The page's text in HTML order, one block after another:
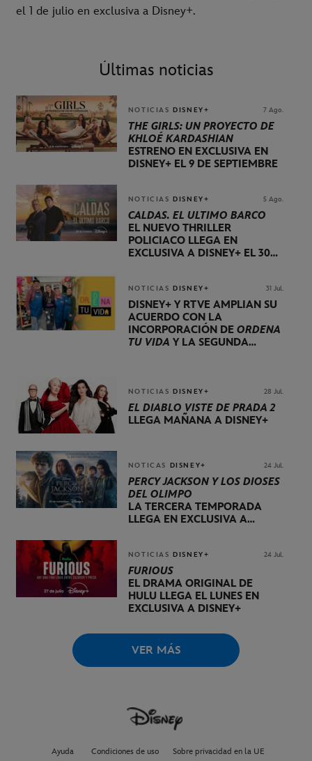
el 1 de julio en exclusiva a Disney+.
Últimas noticias
NOTICIAS DISNEY+ 7 Ago.
THE GIRLS: UN PROYECTO DE
KHLOÉ KARDASHIAN
ESTRENO EN EXCLUSIVA EN
DISNEY+ EL 9 DE SEPTIEMBRE
NOTICIAS DISNEY+ 5 Ago.
CALDAS. EL ÚLTIMO BARCO
EL NUEVO THRILLER
POLICIACO LLEGA EN
EXCLUSIVA A DISNEY+ EL 30
NOTICIAS DISNEY+ 31 Jul.
DISNEY+ Y RTVE AMPLÍAN SU
ACUERDO CON LA
INCORPORACIÓN DE ORDENA
TU VIDA Y LA SEGUNDA
NOTICIAS DISNEY+ 28 Jul.
EL DIABLO VISTE DE PRADA 2
LLEGA MAÑANA A DISNEY+
NOTICAS DISNEY+ 24 Jul.
PERCY JACKSON Y LOS DIOSES
DEL OLIMPO
LA TERCERA TEMPORADA
LLEGA EN EXCLUSIVA A
NOTICIAS DISNEY+ 24 Jul.
FURIOUS
EL DRAMA ORIGINAL DE
HULU LLEGA EL LUNES EN
EXCLUSIVA A DISNEY+
VER MÁS
Ayuda Condiciones de uso Sobre privacidad en la UE